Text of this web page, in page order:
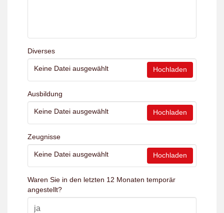
Diverses
Keine Datei ausgewählt Hochladen
Ausbildung
Keine Datei ausgewählt Hochladen
Zeugnisse
Keine Datei ausgewählt Hochladen
Waren Sie in den letzten 12 Monaten temporär
angestellt?